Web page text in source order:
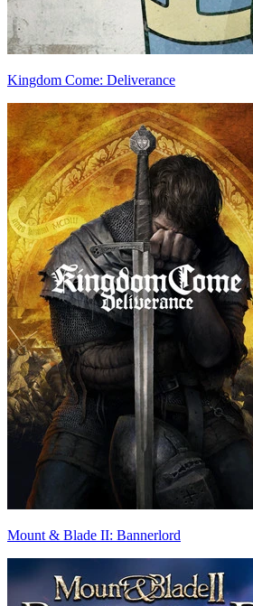
Kingdom Come: Deliverance
Mount & Blade II: Bannerlord